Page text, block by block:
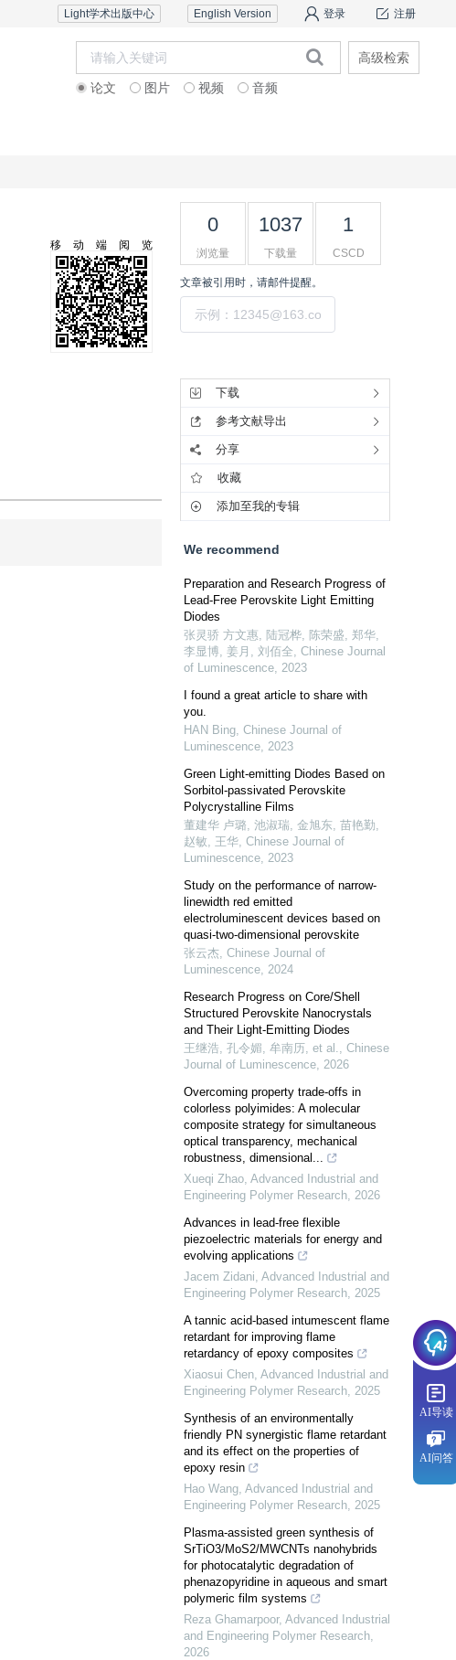
注册
登录
English Version
Light学术出版中心
论文 图片 视频 音频
高级检索
移动端阅览
0
浏览量
1037
下载量
1
CSCD
文章被引用时，请邮件提醒。
下载
参考文献导出
分享
收藏
添加至我的专辑
We recommend
Preparation and Research Progress of
Lead-Free Perovskite Light Emitting
Diodes
张灵骄 方文惠, 陆冠桦, 陈荣盛, 郑华,
李显博, 姜月, 刘佰全, Chinese Journal
of Luminescence, 2023
I found a great article to share with
you.
HAN Bing, Chinese Journal of
Luminescence, 2023
Green Light-emitting Diodes Based on
Sorbitol-passivated Perovskite
Polycrystalline Films
董建华 卢璐, 池淑瑞, 金旭东, 苗艳勤,
赵敏, 王华, Chinese Journal of
Luminescence, 2023
Study on the performance of narrow-
linewidth red emitted
electroluminescent devices based on
quasi-two-dimensional perovskite
张云杰, Chinese Journal of
Luminescence, 2024
Research Progress on Core/Shell
Structured Perovskite Nanocrystals
and Their Light-Emitting Diodes
王继浩, 孔令媚, 牟南历, et al., Chinese
Journal of Luminescence, 2026
Overcoming property trade-offs in
colorless polyimides: A molecular
composite strategy for simultaneous
optical transparency, mechanical
robustness, dimensional...
Xueqi Zhao, Advanced Industrial and
Engineering Polymer Research, 2026
Advances in lead-free flexible
piezoelectric materials for energy and
evolving applications
Jacem Zidani, Advanced Industrial and
Engineering Polymer Research, 2025
A tannic acid-based intumescent flame
retardant for improving flame
retardancy of epoxy composites
Xiaosui Chen, Advanced Industrial and
Engineering Polymer Research, 2025
Synthesis of an environmentally
friendly PN synergistic flame retardant
and its effect on the properties of
epoxy resin
Hao Wang, Advanced Industrial and
Engineering Polymer Research, 2025
Plasma-assisted green synthesis of
SrTiO3/MoS2/MWCNTs nanohybrids
for photocatalytic degradation of
phenazopyridine in aqueous and smart
polymeric film systems
Reza Ghamarpoor, Advanced Industrial
and Engineering Polymer Research,
2026
AI导读
AI问答